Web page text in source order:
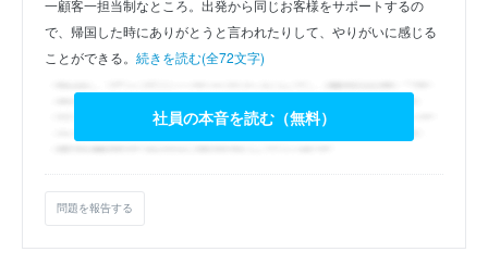
一顧客一担当制なところ。出発から同じお客様をサポートするの
で、帰国した時にありがとうと言われたりして、やりがいに感じる
ことができる。 続きを読む(全72文字)
社員の本音を読む（無料）
問題を報告する